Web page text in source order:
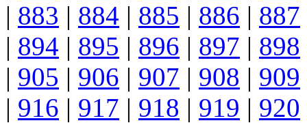
| 883 | 884 | 885 | 886 | 887
| 894 | 895 | 896 | 897 | 898
| 905 | 906 | 907 | 908 | 909
| 916 | 917 | 918 | 919 | 920